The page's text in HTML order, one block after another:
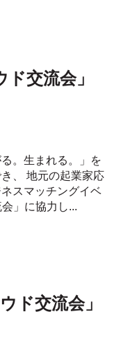
ド交流会」
。生まれる。」を
、 地元の起業家応
スマッチングイベ
」に協力し...
ド交流会」